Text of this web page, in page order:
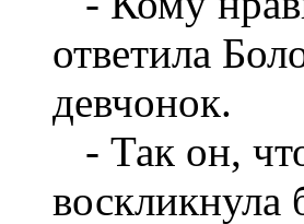
ответила
девчонок.
- Так он,
воскликнула